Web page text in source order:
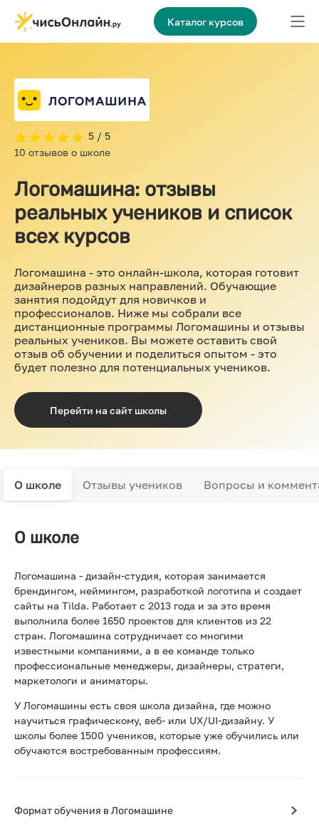
Каталог курсов
5 / 5
10 отзывов о школе
Логомашина: отзывы
реальных учеников и список
всех курсов
Логомашина - это онлайн-школа, которая готовит
дизайнеров разных направлений. Обучающие
занятия подойдут для новичков и
профессионалов. Ниже мы собрали все
дистанционные программы Логомашины и отзывы
реальных учеников. Вы можете оставить свой
отзыв об обучении и поделиться опытом - это
будет полезно для потенциальных учеников.
Перейти на сайт школы
О школе Отзывы учеников Вопросы и
О школе
Логомашина - дизайн-студия, которая занимается
брендингом, неймингом, разработкой логотипа и создает
сайты на Tilda. Работает с 2013 года и за это время
выполнила более 1650 проектов для клиентов из 22
стран. Логомашина сотрудничает со многими
известными компаниями, а в ее команде только
профессиональные менеджеры, дизайнеры, стратеги,
маркетологи и аниматоры.
У Логомашины есть своя школа дизайна, где можно
научиться графическому, веб- или UX/UI-дизайну. У
школы более 1500 учеников, которые уже обучились или
обучаются востребованным профессиям.
Формат обучения в Логомашине